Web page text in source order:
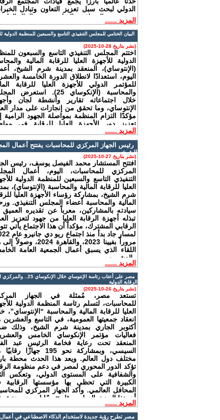
الدولي لبحث سبل تعزيز التعاون وتبادل
ودعم جهود الشفافية والنزاهة وصون المال العام.
المزيد ......
البيان الختامي للمجلس التنفيذي التاسع والسبعين للمنظمة الدولية
(نشر بتاريخ 28-10-2025)
اختتم المجلس التنفيذي التاسع والسبعون
الدولية للأجهزة العليا للرقابة المالية
(الإنتوساي)، المنعقد بمدينة شرم الشيخ،
اليوم، استعدادًا لانطلاق الدورة الخامسة
للمؤتمر الدولي للأجهزة العليا للرقابة
والمحاسبة (الإنكوساي 25). استعرض
خلال اجتماعاته تقارير وأنشطة لجان
الإنتوساي، وما تحقق من إنجازات على مدار
مؤكدًا التزام المنظمة بمواصلة الجهود الرامية
تعزيز دور الأجهزة العليا للرقابة في
التحديات الاقتصادية والاجتماعية
المتسارعة.
المزيد ......
الشيخ
(نشر بتاريخ 27-10-2025)
افتتح المستشار محمد الفيصل يوسف، رئيس
المركزي للمحاسبات، اليوم، أعمال
التنفيذي التاسع والسبعين للمنظمة الدولية
العليا للرقابة المالية والمحاسبة (الإنتوساي)،
شرم الشيخ، بمشاركة رؤساء الأجهزة العليا
المالية والمحاسبة أعضاء المجلس التنفيذي.
سيادته بالمشاركين، معرباً عن تقديره العميق
تبذله أجهزة الرقابة العليا من جهود لتعزيز
الرقابي المشترك، مؤكداً أن هذا الاجتماع يأتي
مروراً بفيينا 2023، والقاهرة 2024،
اللقاء الذي يسبق أعمال الجمعية العامة
والعشرين.
المزيد ......
مصر على أعتاب رئاسة
الرقابة الدولية
(نشر بتاريخ 26-10-2025)
تستعد مصر، مُمثلة في الجهاز
للمحاسبات، لتسلم رئاسة المنظمة الدولية
العليا للرقابة المالية والمحاسبة “الإنتوساي”،
انعقاد جمعيتها العمومية، في التاسع
أكتوبر الجاري بمدينة شرم الشيخ، وذلك
فعاليات مؤتمر الإنكوساي الخامس
المنعقد تحت رعاية فخامة الرئيس عبد
السيسي، وبمشاركة نحو 195 جهازًا
مختلف دول العالم. ويعد هذا الحدث محطة
تؤكد الدور المحوري لمصر في دعم منظومة
والشفافية على المستوى الدولي، وتعكس
الكبيرة التي تحظى بها مؤسستها الرقابية
المحافل العالمي. وأكد الجهاز المركزي
أن هذا الحدث الدولي يمثل تتويجًا لجهود مضنية
الجهاز خلال السنوات الماضية، بدعم
القيادة السياسية،
المزيد ......
مصر تطرح رؤية جديدة لاستخدام الذكاء الاصطناعي في أعمال